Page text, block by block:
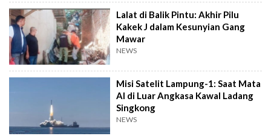
Lalat di Balik Pintu: Akhir Pilu
Kakek J dalam Kesunyian Gang
Mawar
NEWS
Misi Satelit Lampung-1: Saat Mata
AI di Luar Angkasa Kawal Ladang
Singkong
NEWS